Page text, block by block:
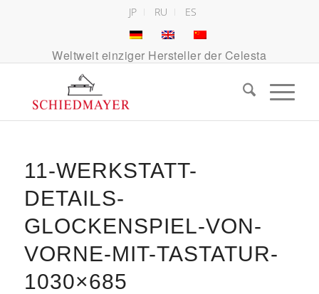
JP RU ES
Weltweit einziger Hersteller der Celesta
11-WERKSTATT-
DETAILS-
GLOCKENSPIEL-VON-
VORNE-MIT-TASTATUR-
1030×685